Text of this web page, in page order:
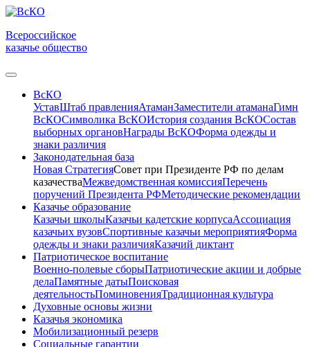
Всероссийское
казачье общество
ВсКО
УставШтаб правленияАтаманЗаместители атаманаГимн
ВсКОСимволика ВсКОИстория создания ВсКОСостав
выборных органовНаграды ВсКОФорма одежды и
знаки различия
Законодательная база
Новая СтратегияСовет при Президенте РФ по делам
казачестваМежведомственная комиссияПеречень
поручений Президента РФМетодические рекомендации
Казачье образование
Казачьи школыКазачьи кадетские корпусаАссоциация
казачьих вузовСпортивные казачьи мероприятияФорма
одежды и знаки различияКазачий диктант
Патриотическое воспитание
Военно-полевые сборыПатриотические акции и добрые
делаПамятные датыПоисковая
деятельностьПоминовенияТрадиционная культура
Духовные основы жизни
Казачья экономика
Мобилизационный резерв
Социальные гарантии